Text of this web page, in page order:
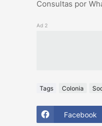
Consultas por
Ad 2
Tags Colonia
Facebook